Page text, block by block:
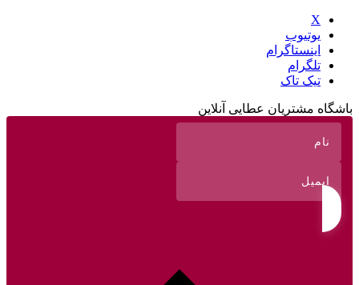
X
یوتیوب
اینستاگرام
تلگرام
تیک تاک
باشگاه مشتریان عطایی آنلاین